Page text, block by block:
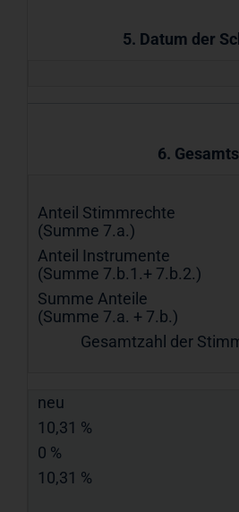
5. Datum der
6.
Anteil Stimmrechte
(Summe 7.a.)
Anteil Instrumente
(Summe 7.b.1.+ 7.b.2.)
Summe Anteile
(Summe 7.a. + 7.b.)
Gesamtzahl der
neu
10,31 %
0 %
10,31 %